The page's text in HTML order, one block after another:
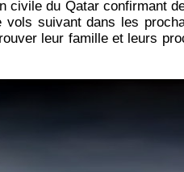
civile du Qatar confirmant
suivant dans les
leur famille et leurs